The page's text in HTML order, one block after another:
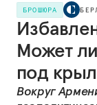
БРОШЮРА
Может
под
Вокруг